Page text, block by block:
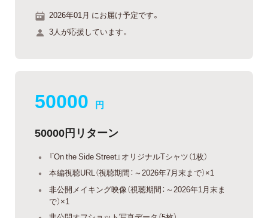
2026年01月 にお届け予定です。
3人が応援しています。
50000 円
50000円リターン
『On the Side Street』オリジナルTシャツ（1枚）
本編視聴URL（視聴期間：～2026年7月末まで）×1
非公開メイキング映像（視聴期間：～2026年1月末ま
で）×1